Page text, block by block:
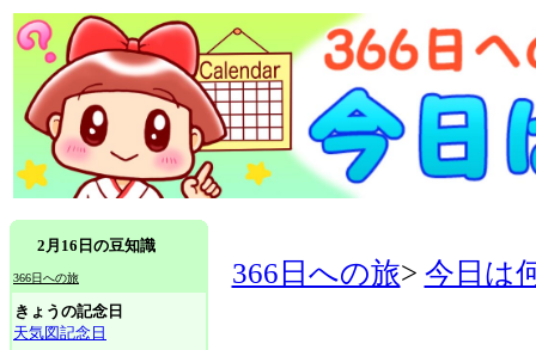
2月16日の豆知識
366日への旅
きょうの記念日
天気図記念日
366日への旅> 今日は